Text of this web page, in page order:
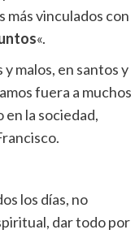
más vinculados con
«.
malos, en santos y
fuera a muchos
la sociedad,
los días, no
dar todo por